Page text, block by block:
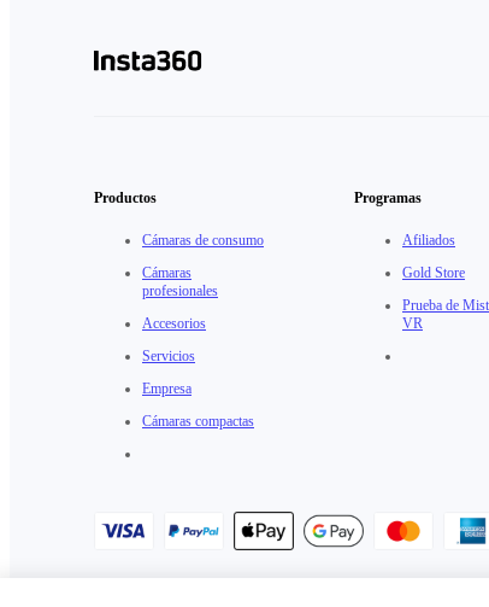
Productos
Cámaras de consumo
Cámaras
profesionales
Accesorios
Servicios
Empresa
Cámaras compactas
Programas
Afiliados
Gold Store
Prueba de
VR